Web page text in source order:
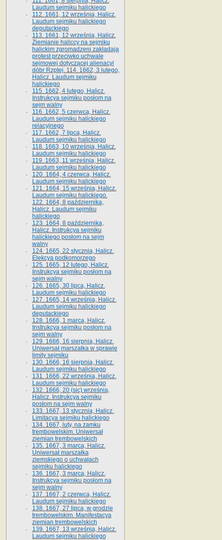
Laudum sejmiku halickiego
112. 1661, 12 września, Halicz.
Laudum sejmiku halickiego
deputackiego
113. 1661, 12 września, Halicz.
Ziemianie haliccy na sejmiku
halickim zgromadzeni zakładają
protest przeciwko uchwale
sejmowej dotyczącej alienacyi
dóbr Rzptej. 114. 1662, 3 lutego,
Halicz. Laudum sejmiku
halickiego
115. 1662, 4 lutego, Halicz.
Instrukcya sejmiku posłom na
sejm walny
116. 1662, 5 czerwca, Halicz.
Laudum sejmiku halickiego
relacyjnego
117. 1662, 7 lipca, Halicz.
Laudum sejmiku halickiego
118. 1663, 10 września, Halicz.
Laudum sejmiku halickiego
119. 1663, 11 września, Halicz.
Laudum sejmiku halickiego
120. 1664, 4 czerwca, Halicz.
Laudum sejmiku halickiego
121. 1664, 15 września, Halicz.
Laudum sejmiku halickiego.
122. 1664, 8 października,
Halicz. Laudum sejmiku
halickiego
123. 1664, 8 października,
Halicz. Instrukcya sejmiku
halickiego posłom na sejm
walny
124. 1665, 22 stycznia, Halicz.
Elekcya podkomorzego
125. 1665, 12 lutego, Halicz.
Instrukcya sejmiku posłom na
sejm walny
126. 1665, 30 lipca, Halicz.
Laudum sejmiku halickiego
127. 1665, 14 września, Halicz.
Laudum sejmiku halickiego
deputackiego
128. 1666, 1 marca, Halicz.
Instrukcya sejmiku posłom na
sejm walny
129. 1666, 16 sierpnia, Halicz.
Uniwersał marszałka w sprawie
limity sejmiku
130. 1666, 16 sierpnia, Halicz.
Laudum sejmiku halickiego
131. 1666, 22 września, Halicz.
Laudum sejmiku halickiego
132. 1666, 20 (sic) września,
Halicz. Instrukcya sejmiku
posłom na sejm walny
133. 1667, 13 stycznia, Halicz.
Limitacya sejmiku halickiego
134. 1667, luty, na zamku
trembowelskim. Uniwersał
ziemian trembowelskich
135. 1667, 3 marca, Halicz.
Uniwersał marszałka
ziemskiego o uchwałach
sejmiku halickiego
136. 1667, 3 marca, Halicz.
Instrukcya sejmiku posłom na
sejm walny
137. 1667, 2 czerwca, Halicz.
Laudum sejmiku halickiego
138. 1667, 27 lipca, w grodzie
trembowelskim. Manifestacya
ziemian trembowelskich
139. 1667, 13 września, Halicz.
Laudum sejmiku halickiego